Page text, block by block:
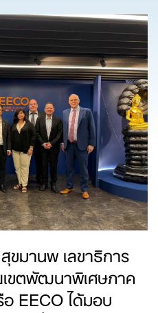
ขมานพ เลขาธิการ
ขตพัฒนาพิเศษภาค
EECO ได้มอบ